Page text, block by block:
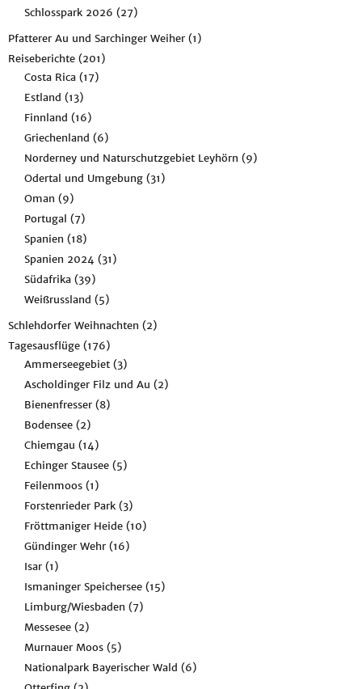
Schlosspark 2026 (27)
Pfatterer Au und Sarchinger Weiher (1)
Reiseberichte (201)
Costa Rica (17)
Estland (13)
Finnland (16)
Griechenland (6)
Norderney und Naturschutzgebiet Leyhörn (9)
Odertal und Umgebung (31)
Oman (9)
Portugal (7)
Spanien (18)
Spanien 2024 (31)
Südafrika (39)
Weißrussland (5)
Schlehdorfer Weihnachten (2)
Tagesausflüge (176)
Ammerseegebiet (3)
Ascholdinger Filz und Au (2)
Bienenfresser (8)
Bodensee (2)
Chiemgau (14)
Echinger Stausee (5)
Feilenmoos (1)
Forstenrieder Park (3)
Fröttmaniger Heide (10)
Gündinger Wehr (16)
Isar (1)
Ismaninger Speichersee (15)
Limburg/Wiesbaden (7)
Messesee (2)
Murnauer Moos (5)
Nationalpark Bayerischer Wald (6)